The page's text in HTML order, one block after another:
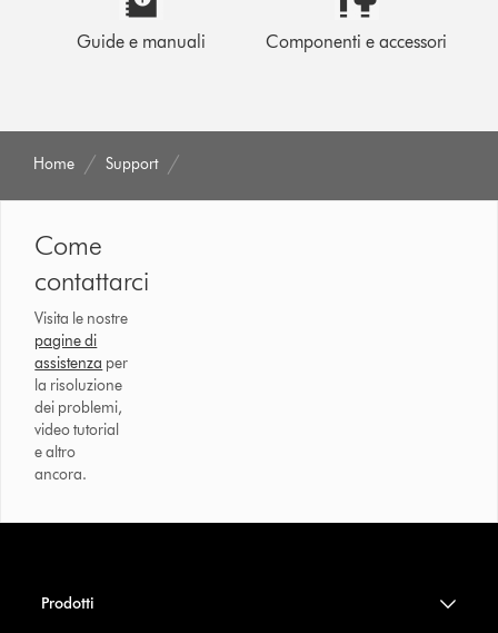
Guide e manuali Componenti e accessori
Home Support
Come
contattarci
Visita le nostre
pagine di
assistenza per
la risoluzione
dei problemi,
video tutorial
e altro
ancora.
Prodotti